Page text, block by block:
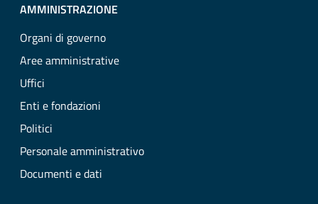
AMMINISTRAZIONE
Organi di governo
Aree amministrative
Uffici
Enti e fondazioni
Politici
Personale amministrativo
Documenti e dati